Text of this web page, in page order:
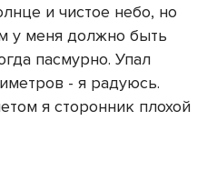
и чистое небо, но
у меня должно быть
пасмурно. Упал
- я радуюсь.
я сторонник плохой